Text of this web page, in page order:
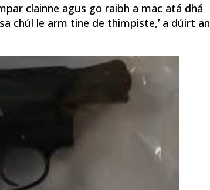
clainne agus go raibh a mac atá dhá
chúl le arm tine de thimpiste,’ a dúirt an